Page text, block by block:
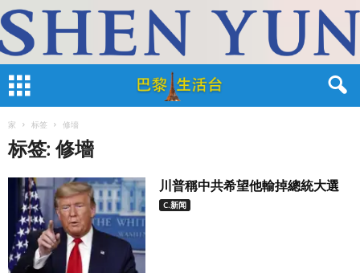
家 标签 修墻
标签: 修墻
川普稱中共希望他輸掉總統大選
C.新闻